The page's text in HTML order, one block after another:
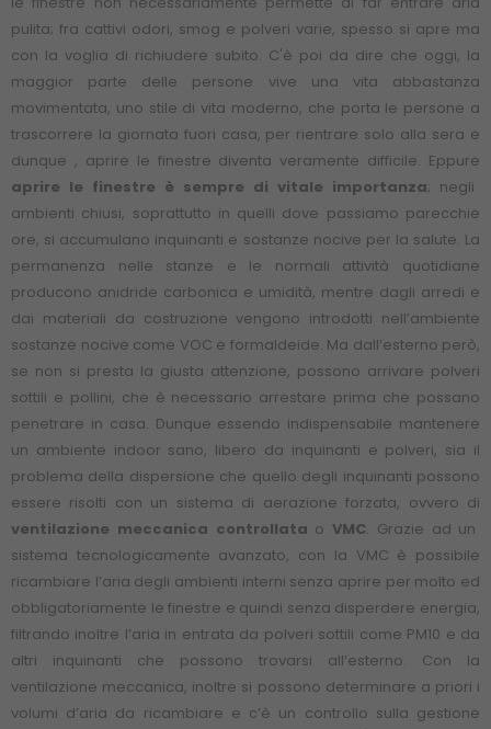
pulita; fra cattivi odori, smog e polveri varie, spesso si apre ma
con la voglia di richiudere subito. C'è poi da dire che oggi, la
maggior parte delle persone vive una vita abbastanza
movimentata, uno stile di vita moderno, che porta le persone a
trascorrere la giornata fuori casa, per rientrare solo alla sera e
dunque , aprire le finestre diventa veramente difficile. Eppure
aprire le finestre è sempre di vitale importanza; negli
ambienti chiusi, soprattutto in quelli dove passiamo parecchie
ore, si accumulano inquinanti e sostanze nocive per la salute. La
permanenza nelle stanze e le normali attività quotidiane
producono anidride carbonica e umidità, mentre dagli arredi e
dai materiali da costruzione vengono introdotti nell’ambiente
sostanze nocive come VOC e formaldeide. Ma dall’esterno però,
se non si presta la giusta attenzione, possono arrivare polveri
sottili e pollini, che è necessario arrestare prima che possano
penetrare in casa. Dunque essendo indispensabile mantenere
un ambiente indoor sano, libero da inquinanti e polveri, sia il
problema della dispersione che quello degli inquinanti possono
essere risolti con un sistema di aerazione forzata, ovvero di
ventilazione meccanica controllata o VMC. Grazie ad un
sistema tecnologicamente avanzato, con la VMC è possibile
ricambiare l’aria degli ambienti interni senza aprire per molto ed
obbligatoriamente le finestre e quindi senza disperdere energia,
filtrando inoltre l’aria in entrata da polveri sottili come PM10 e da
altri inquinanti che possono trovarsi all’esterno. Con la
ventilazione meccanica, inoltre si possono determinare a priori i
volumi d’aria da ricambiare e c’è un controllo sulla gestione